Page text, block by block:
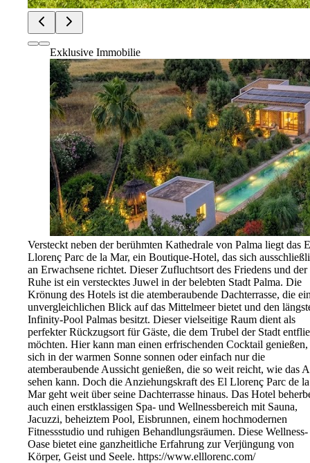
Exklusive Immobilie
Versteckt neben der berühmten Kathedrale von Palma liegt das
Llorenç Parc de la Mar, ein Boutique-Hotel, das sich
an Erwachsene richtet. Dieser Zufluchtsort des Friedens und der
Ruhe ist ein verstecktes Juwel in der belebten Stadt Palma. Die
Krönung des Hotels ist die atemberaubende Dachterrasse, die
unvergleichlichen Blick auf das Mittelmeer bietet und den
Infinity-Pool Palmas besitzt. Dieser vielseitige Raum dient als
perfekter Rückzugsort für Gäste, die dem Trubel der Stadt
möchten. Hier kann man einen erfrischenden Cocktail genießen,
sich in der warmen Sonne sonnen oder einfach nur die
atemberaubende Aussicht genießen, die so weit reicht, wie das
sehen kann. Doch die Anziehungskraft des El Llorenç Parc de la
Mar geht weit über seine Dachterrasse hinaus. Das Hotel
auch einen erstklassigen Spa- und Wellnessbereich mit Sauna,
Jacuzzi, beheiztem Pool, Eisbrunnen, einem hochmodernen
Fitnessstudio und ruhigen Behandlungsräumen. Diese Wellness-
Oase bietet eine ganzheitliche Erfahrung zur Verjüngung von
Körper, Geist und Seele. https://www.elllorenc.com/